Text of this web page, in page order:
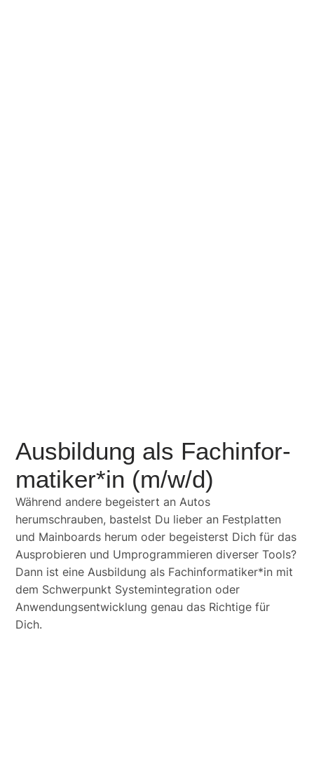
Ausbildung als Fachinfor­
matiker*in (m/w/d)
Während andere begeistert an Autos
herumschrauben, bastelst Du lieber an Festplatten
und Mainboards herum oder begeisterst Dich für das
Ausprobieren und Umprogrammieren diverser Tools?
Dann ist eine Ausbildung als Fachinformatiker*in mit
dem Schwerpunkt Systemintegration oder
Anwendungsentwicklung genau das Richtige für
Dich.